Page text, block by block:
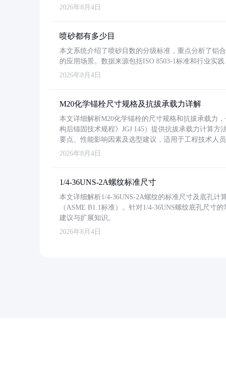
2026年8月4日
喷砂都有多少目
本文系统介绍了喷砂目数的分级标准，重点分析了铝
的应用场景。数据来源包括ISO 8503-1标准和行业实
2026年8月4日
M20化学锚栓尺寸规格及抗拔承载力详解
本文详细解析M20化学锚栓的尺寸规格和抗拔承载力
构后锚固技术规程》JGJ 145）提供抗拔承载力计算
要点、性能影响因素及选型建议，适用于工程技术人员
2026年8月4日
1/4-36UNS-2A螺纹标准尺寸
本文详细解析1/4-36UNS-2A螺纹的标准尺寸及底孔
（ASME B1.1标准）。针对1/4-36UNS螺纹底孔尺寸
建议与扩展知识。
2026年8月4日